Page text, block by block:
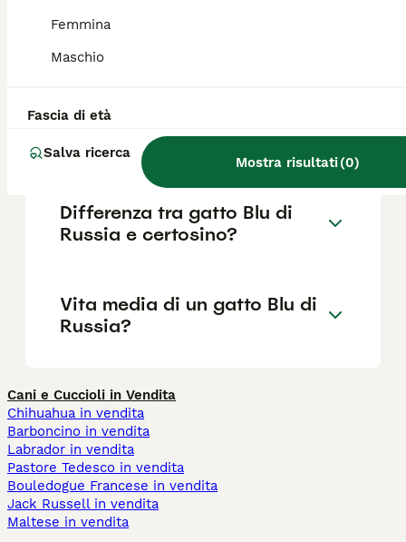
Femmina
Maschio
Fascia di età
Salva ricerca
Mostra risultati(0)
400 e i 1.000 euro. Esemplari di alta
elevate.
Quali sono i difetti del gatto
Blu di Russia?
Differenza tra gatto Blu di
Russia e certosino?
Vita media di un gatto Blu di
Russia?
Cani e Cuccioli in Vendita
Chihuahua in vendita
Barboncino in vendita
Labrador in vendita
Pastore Tedesco in vendita
Bouledogue Francese in vendita
Jack Russell in vendita
Maltese in vendita